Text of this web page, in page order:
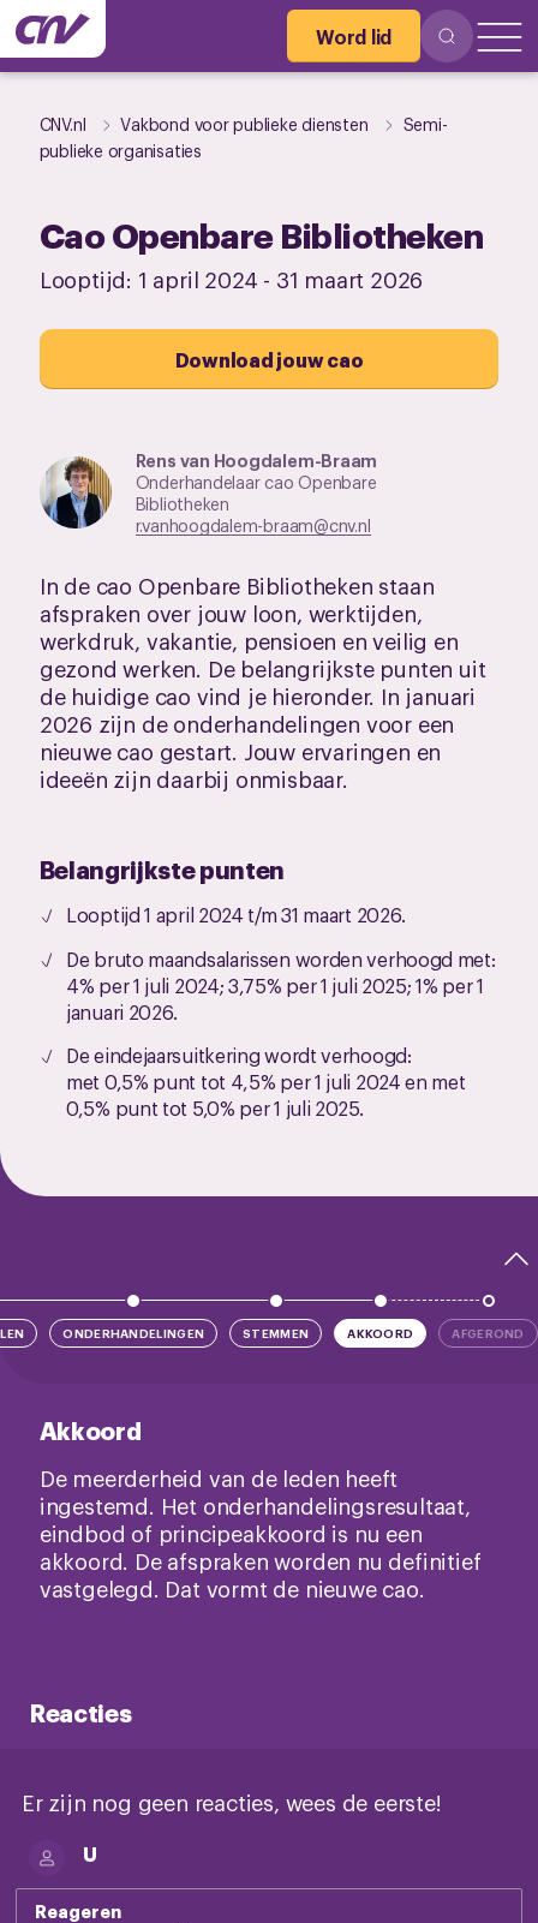
Word lid
CNV.nl Vakbond voor publieke diensten
Semi-
publieke organisaties
Cao Openbare Bibliotheken
Looptijd: 1 april 2024 - 31 maart 2026
Download jouw cao
Rens van Hoogdalem-Braam
Onderhandelaar cao Openbare
Bibliotheken
r.vanhoogdalem-braam@cnv.nl
In de cao Openbare Bibliotheken staan
afspraken over jouw loon, werktijden,
werkdruk, vakantie, pensioen en veilig en
gezond werken. De belangrijkste punten uit
de huidige cao vind je hieronder. In januari
2026 zijn de onderhandelingen voor een
nieuwe cao gestart. Jouw ervaringen en
ideeën zijn daarbij onmisbaar.
Belangrijkste punten
Looptijd 1 april 2024 t/m 31 maart 2026.
De bruto maandsalarissen worden verhoogd met:
4% per 1 juli 2024; 3,75% per 1 juli 2025; 1% per 1
januari 2026.
De eindejaarsuitkering wordt verhoogd:
met 0,5% punt tot 4,5% per 1 juli 2024 en met
0,5% punt tot 5,0% per 1 juli 2025.
ONDERHANDELINGEN STEMMEN AKKOORD AFGEROND
Akkoord
De meerderheid van de leden heeft
ingestemd. Het onderhandelingsresultaat,
eindbod of principeakkoord is nu een
akkoord. De afspraken worden nu definitief
vastgelegd. Dat vormt de nieuwe cao.
Reacties
Er zijn nog geen reacties, wees de eerste!
U
Reageren